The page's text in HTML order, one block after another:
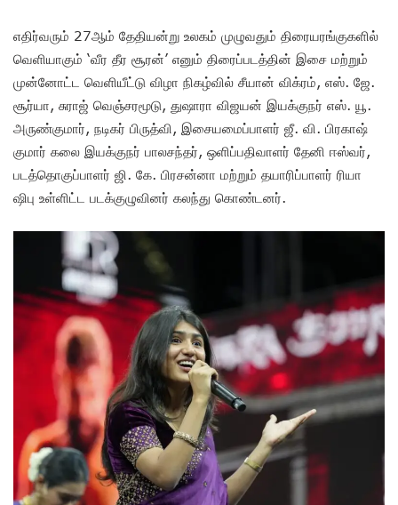
எதிர்வரும் 27ஆம் தேதியன்று உலகம் முழுவதும் திரையரங்குகளில்
வெளியாகும் ‘வீர தீர சூரன்’ எனும் திரைப்படத்தின் இசை மற்றும்
முன்னோட்ட வெளியீட்டு விழா நிகழ்வில் சீயான் விக்ரம், எஸ். ஜே.
சூர்யா, சுராஜ் வெஞ்சரமூடு, துஷாரா விஜயன் இயக்குநர் எஸ். யூ.
அருண்குமார், நடிகர் பிருத்வி, இசையமைப்பாளர் ஜீ. வி. பிரகாஷ்
குமார் கலை இயக்குநர் பாலசந்தர், ஒளிப்பதிவாளர் தேனி ஈஸ்வர்,
படத்தொகுப்பாளர் ஜி. கே. பிரசன்னா மற்றும் தயாரிப்பாளர் ரியா
ஷிபு உள்ளிட்ட படக்குழுவினர் கலந்து கொண்டனர்.